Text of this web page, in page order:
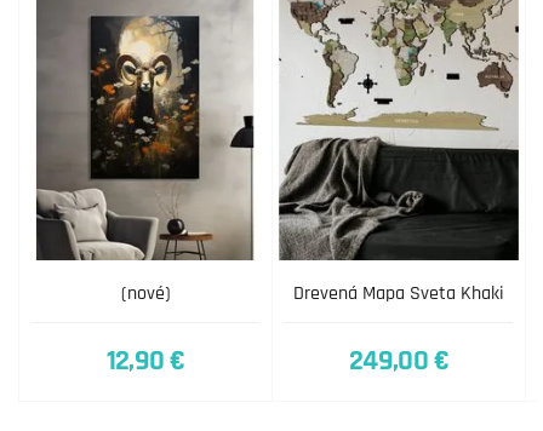
(nové)
12,90 €
Drevená Mapa Sveta Khaki
249,00 €